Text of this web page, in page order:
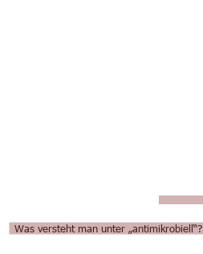
Was versteht man unter „antimikrobiell“?